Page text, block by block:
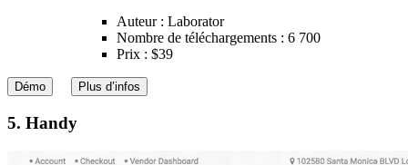
Auteur : Laborator
Nombre de téléchargements : 6 700
Prix : $39
Démo Plus d’infos
5. Handy